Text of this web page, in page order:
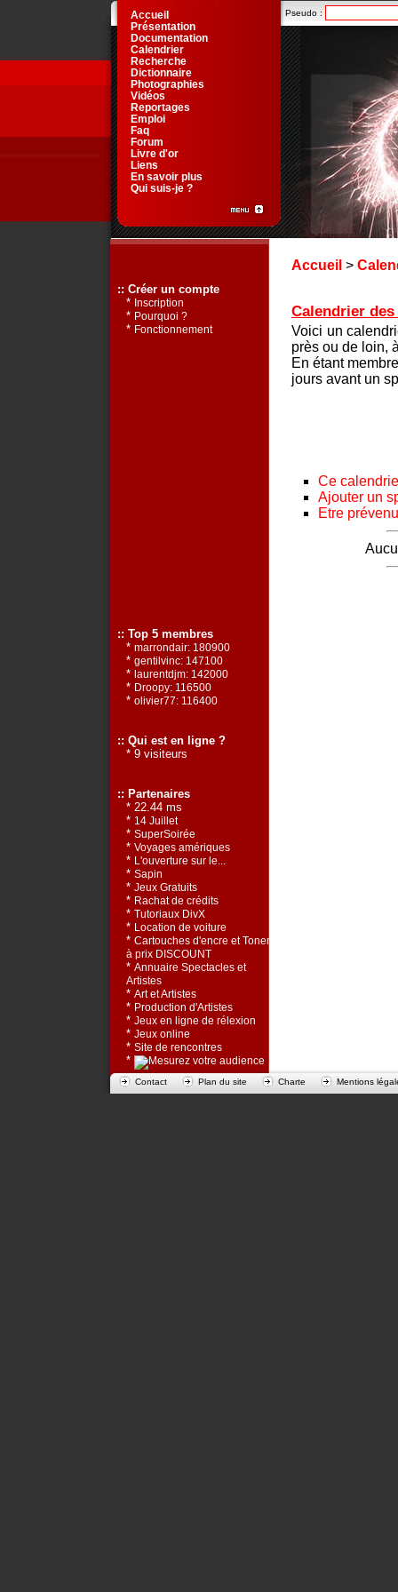
Accueil >
Calendrier
Voici un
près ou de loin,
En étant
jours avant un
Ce
Ajouter un
Etre
Pseudo :
Accueil
Présentation
Documentation
Calendrier
Recherche
Dictionnaire
Photographies
Vidéos
Reportages
Emploi
Faq
Forum
Livre d'or
Liens
En savoir plus
Qui suis-je ?
:: Créer un compte
* Inscription
* Pourquoi ?
* Fonctionnement
:: Top 5 membres
* marrondair: 180900
* gentilvinc: 147100
* laurentdjm: 142000
* Droopy: 116500
* olivier77: 116400
:: Qui est en ligne ?
* 9 visiteurs
:: Partenaires
* 22.44 ms
* 14 Juillet
* SuperSoirée
* Voyages amériques
* L'ouverture sur le...
* Sapin
* Jeux Gratuits
* Rachat de crédits
* Tutoriaux DivX
* Location de voiture
* Cartouches d'encre et Toners
à prix DISCOUNT
* Annuaire Spectacles et
Artistes
* Art et Artistes
* Production d'Artistes
* Jeux en ligne de rélexion
* Jeux online
* Site de rencontres
*
Contact Plan du site Charte Mentions